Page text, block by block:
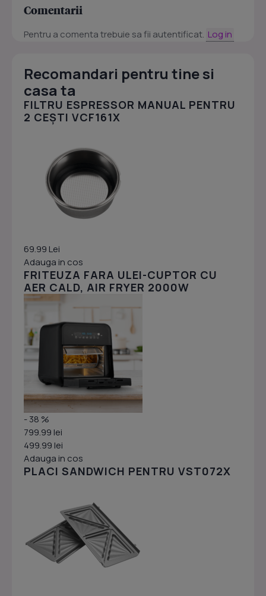
Comentarii
Pentru a comenta trebuie sa fii autentificat. Log in
Recomandari pentru tine si
casa ta
FILTRU ESPRESSOR MANUAL PENTRU
2 CEȘTI VCF161X
69.99 Lei
Adauga in cos
FRITEUZA FARA ULEI-CUPTOR CU
AER CALD, AIR FRYER 2000W
- 38 %
799.99 lei
499.99 lei
Adauga in cos
PLACI SANDWICH PENTRU VST072X